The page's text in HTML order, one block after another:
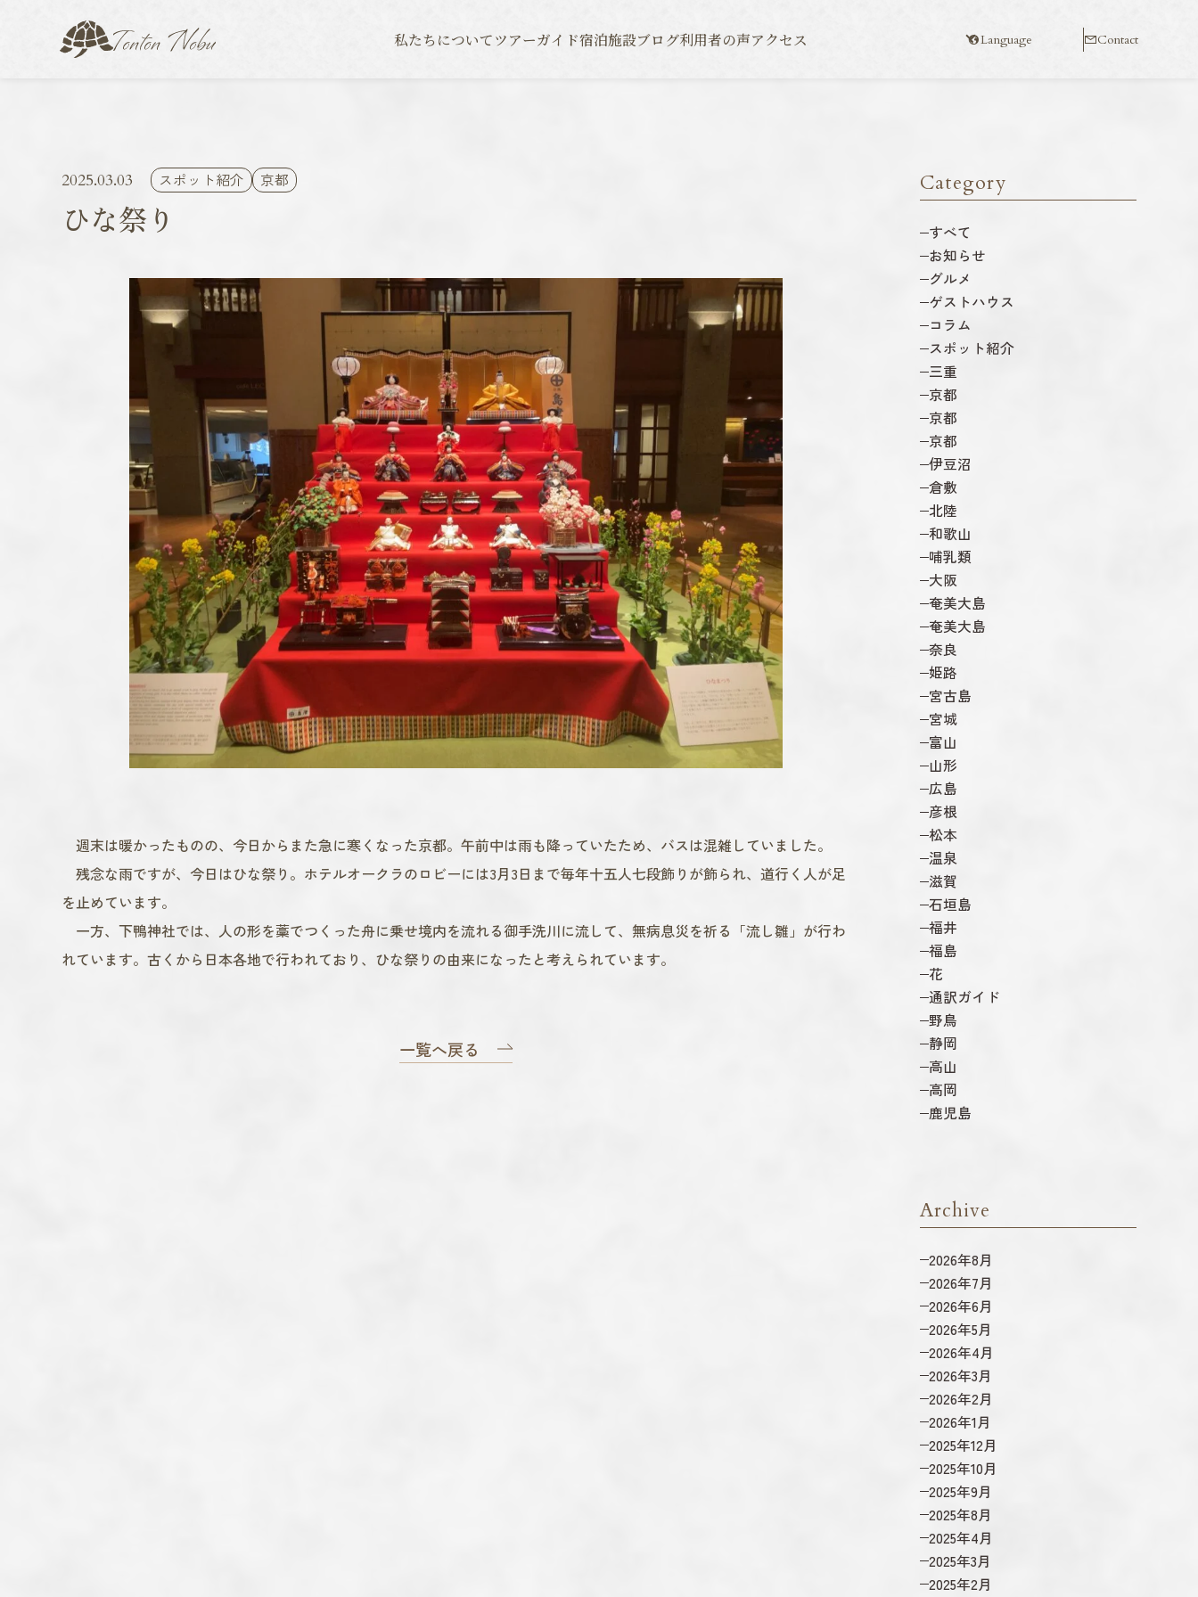
私たちについてツアーガイド宿泊施設ブログ利用者の声アクセス Language Contact
2025.03.03 スポット紹介 京都
ひな祭り
週末は暖かったものの、今日からまた急に寒くなった京都。午前中は雨も降っていたため、バスは混雑していました。
残念な雨ですが、今日はひな祭り。ホテルオークラのロビーには3月3日まで毎年十五人七段飾りが飾られ、道行く人が足
を止めています。
一方、下鴨神社では、人の形を藁でつくった舟に乗せ境内を流れる御手洗川に流して、無病息災を祈る「流し雛」が行わ
れています。古くから日本各地で行われており、ひな祭りの由来になったと考えられています。
一覧へ戻る
Category
すべて
お知らせ
グルメ
ゲストハウス
コラム
スポット紹介
三重
京都
京都
京都
伊豆沼
倉敷
北陸
和歌山
哺乳類
大阪
奄美大島
奄美大島
奈良
姫路
宮古島
宮城
富山
山形
広島
彦根
松本
温泉
滋賀
石垣島
福井
福島
花
通訳ガイド
野鳥
静岡
高山
高岡
鹿児島
Archive
2026年8月
2026年7月
2026年6月
2026年5月
2026年4月
2026年3月
2026年2月
2026年1月
2025年12月
2025年10月
2025年9月
2025年8月
2025年4月
2025年3月
2025年2月